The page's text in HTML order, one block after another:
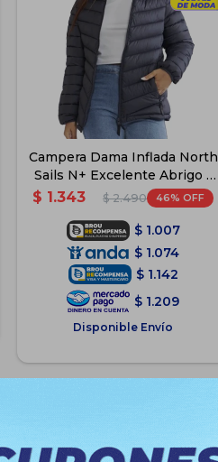
Campera Dama Inflada North
Sails N+ Excelente Abrigo -
Negro
$ 1.343 $ 2.490 46
$ 1.007
$ 1.074
$ 1.142
$ 1.209
Disponible Envío